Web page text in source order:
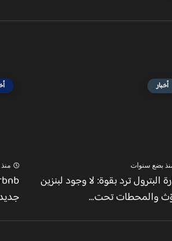
أخبار
بضع سنوات
البترول ترد بقوة: لا وجود لبنزين
والمحطات تحت...